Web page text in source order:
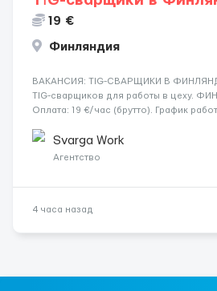
19 €
Финляндия
​​ВАКАНСИЯ: TIG-СВАРЩИКИ В
TIG-сварщиков для работы в цеху.
Оплата: 19 €/час (брутто). График
переработки. Дата начала: — Как можно
Svarga Work
Агентство
4 часа назад